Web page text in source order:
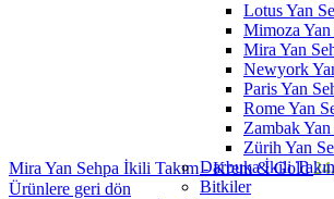
Lotus Yan
Mimoza Yan
Mira Yan
Newyork
Paris Yan
Rome Yan
Zambak Yan
Zürih Yan
Darbuka İkili
Bitkiler
Mira Yan Sehpa İkili Takım - Krem & Gold
Ürünlere geri dön